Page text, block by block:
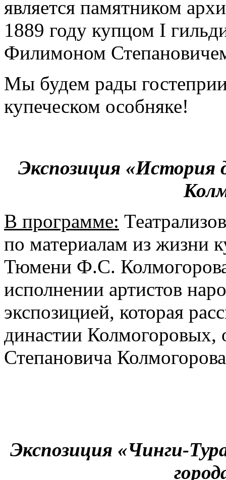
является памятником
1889 году купцом I
Филимоном
Мы будем рады
купеческом особняке!
Экспозиция
В программе:
по материалам из жизни
Тюмени Ф.С.
исполнении артистов
экспозицией, которая
династии
Степановича
Экспозиция «Чинги-